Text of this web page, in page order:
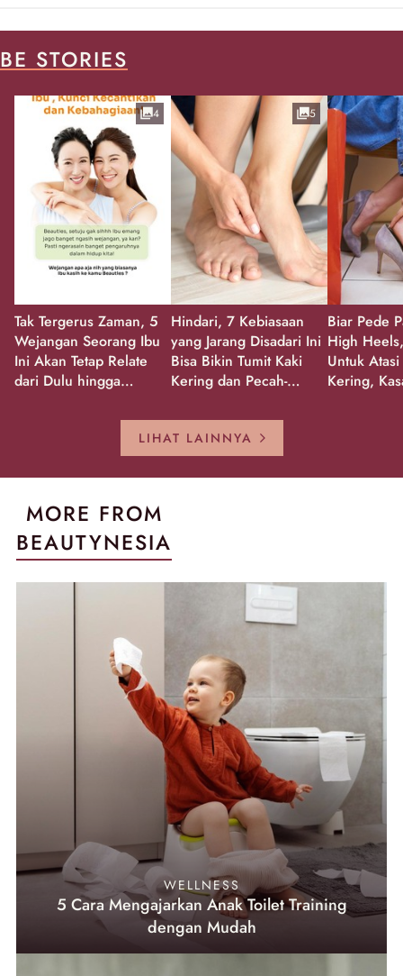
BE STORIES
Tak Tergerus Zaman, 5
Wejangan Seorang Ibu
Ini Akan Tetap Relate
dari Dulu hingga
4
Hindari, 7 Kebiasaan
yang Jarang Disadari Ini
Bisa Bikin Tumit Kaki
Kering dan Pecah-
5
Biar Pede
High
Untuk
Kering,
LIHAT LAINNYA
MORE FROM
BEAUTYNESIA
WELLNESS
5 Cara Mengajarkan Anak Toilet Training
dengan Mudah